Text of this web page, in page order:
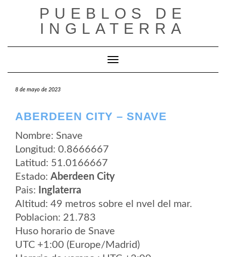
PUEBLOS DE
INGLATERRA
Cambiar modo de navegación
8 de mayo de 2023
ABERDEEN CITY – SNAVE
Nombre: Snave
Longitud: 0.8666667
Latitud: 51.0166667
Estado: Aberdeen City
Pais:
Inglaterra
Altitud: 49 metros sobre el nvel del mar.
Poblacion: 21.783
Huso horario de Snave
UTC +1:00 (Europe/Madrid)